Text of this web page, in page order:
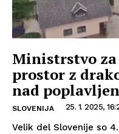
Ministrstvo
prostor z
nad
SLOVENIJA 25. 1. 2025,
Velik del Slovenije so